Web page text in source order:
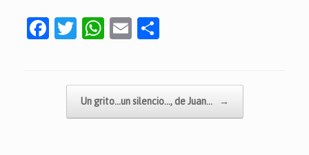
F
T
er
W
s
A
E
l
p
ar
Un grito…un silencio…, de Juan… →